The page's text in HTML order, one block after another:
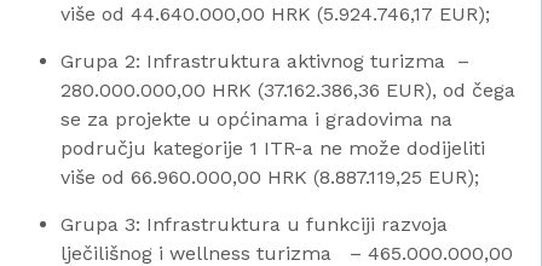
više od 44.640.000,00 HRK (5.924.746,17 EUR);
Grupa 2: Infrastruktura aktivnog turizma –
280.000.000,00 HRK (37.162.386,36 EUR), od čega
se za projekte u općinama i gradovima na
području kategorije 1 ITR-a ne može dodijeliti
više od 66.960.000,00 HRK (8.887.119,25 EUR);
Grupa 3: Infrastruktura u funkciji razvoja
lječilišnog i wellness turizma – 465.000.000,00